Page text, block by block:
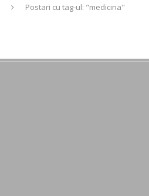
Postari cu tag-ul: "medicina"